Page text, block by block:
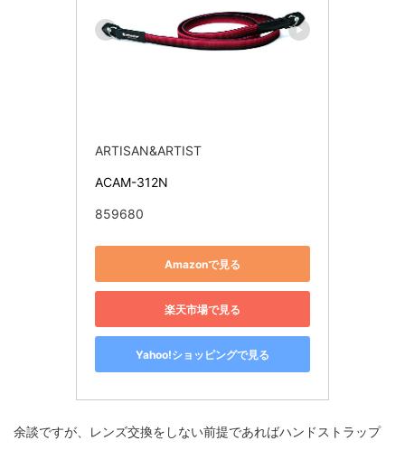
ARTISAN&ARTIST
ACAM-312N
859680
Amazonで見る
楽天市場で見る
Yahoo!ショッピングで見る
余談ですが、レンズ交換をしない前提であればハンドストラップ